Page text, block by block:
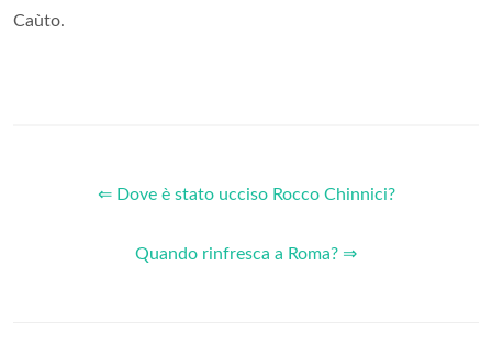
Caùto.
⇐ Dove è stato ucciso Rocco Chinnici?
Quando rinfresca a Roma? ⇒